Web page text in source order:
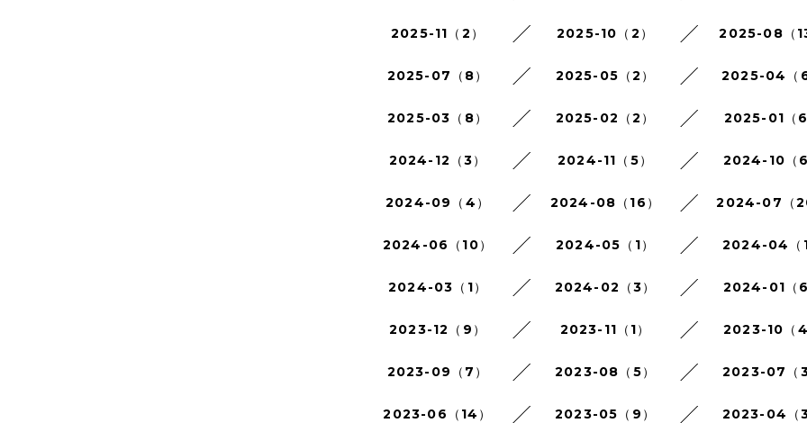
2025-11（2） 2025-10（2） 2025-08（13
2025-07（8） 2025-05（2） 2025-04（6
2025-03（8） 2025-02（2） 2025-01（6
2024-12（3） 2024-11（5） 2024-10（6
2024-09（4） 2024-08（16） 2024-07（
2024-06（10） 2024-05（1） 2024-04（1
2024-03（1） 2024-02（3） 2024-01（6
2023-12（9） 2023-11（1） 2023-10（4
2023-09（7） 2023-08（5） 2023-07（3
2023-06（14） 2023-05（9） 2023-04（3